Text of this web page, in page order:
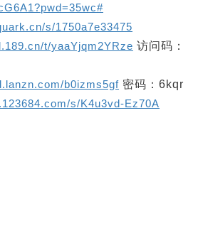
s/1750a7e33475
t/yaaYjqm2YRze 访问码：
b0izms5gf 密码：6kqr
s/K4u3vd-Ez70A